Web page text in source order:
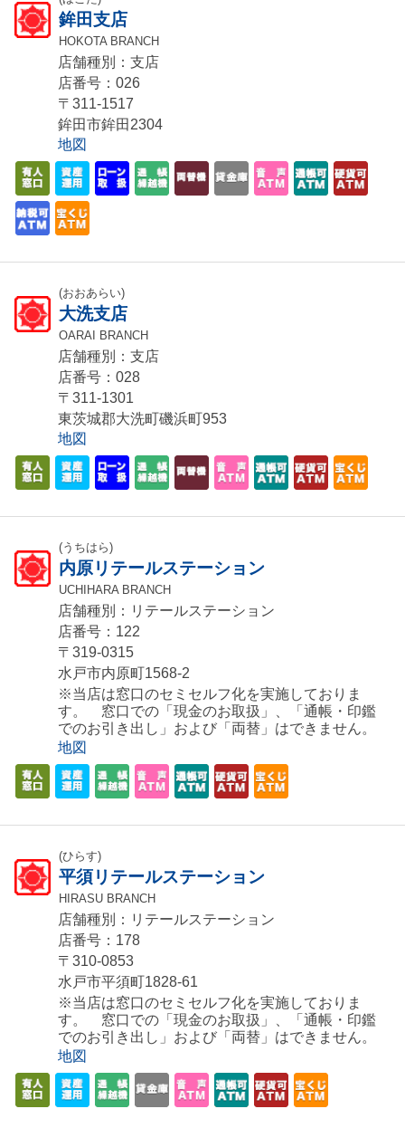
鉾田支店
HOKOTA BRANCH
店舗種別：支店
店番号：026
〒311-1517
鉾田市鉾田2304
地図
(おおあらい)
大洗支店
OARAI BRANCH
店舗種別：支店
店番号：028
〒311-1301
東茨城郡大洗町磯浜町953
地図
(うちはら)
内原リテールステーション
UCHIHARA BRANCH
店舗種別：リテールステーション
店番号：122
〒319-0315
水戸市内原町1568-2
※当店は窓口のセミセルフ化を実施しておりま
す。 窓口での「現金のお取扱」、「通帳・印鑑
でのお引き出し」および「両替」はできません。
地図
(ひらす)
平須リテールステーション
HIRASU BRANCH
店舗種別：リテールステーション
店番号：178
〒310-0853
水戸市平須町1828-61
※当店は窓口のセミセルフ化を実施しておりま
す。 窓口での「現金のお取扱」、「通帳・印鑑
でのお引き出し」および「両替」はできません。
地図